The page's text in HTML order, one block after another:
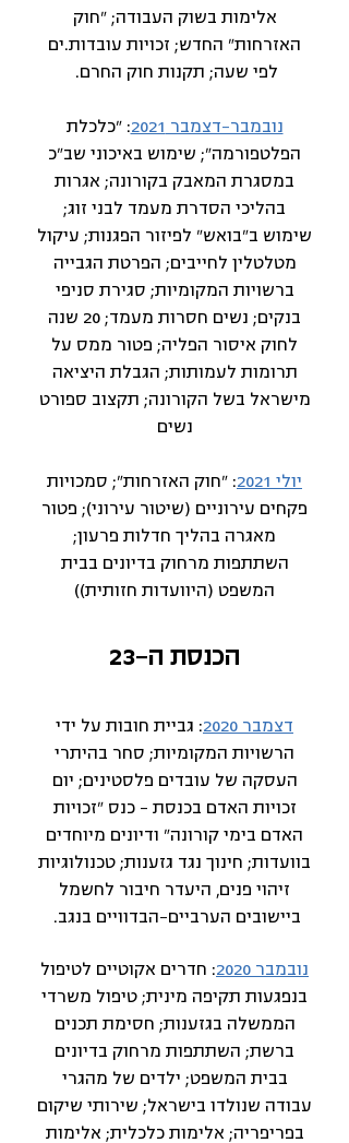
אלימות בשוק העבודה; "חוק
האזרחות" החדש; זכויות עובדות.ים
לפי שעה; תקנות חוק החרם.
נובמבר-דצמבר 2021
: "כלכלת
הפלטפורמה"; שימוש באיכוני שב"כ
במסגרת המאבק בקורונה; אגרות
בהליכי הסדרת מעמד לבני זוג;
שימוש ב"בואש" לפיזור הפגנות; עיקול
מטלטלין לחייבים; הפרטת הגבייה
ברשויות המקומיות; סגירת סניפי
בנקים; נשים חסרות מעמד; 20 שנה
לחוק איסור הפליה; פטור ממס על
תרומות לעמותות; הגבלת היציאה
מישראל בשל הקורונה; תקצוב ספורט
נשים
יולי 2021
: "חוק האזרחות"; סמכויות
פקחים עירוניים (שיטור עירוני); פטור
מאגרה בהליך חדלות פרעון;
השתתפות מרחוק בדיונים בבית
המשפט (היוועדות חזותית))
הכנסת ה-23
דצמבר 2020
: גביית חובות על ידי
הרשויות המקומיות; סחר בהיתרי
העסקה של עובדים פלסטינים; יום
זכויות האדם בכנסת - כנס "זכויות
האדם בימי קורונה" ודיונים מיוחדים
בוועדות; חינוך נגד גזענות; טכנולוגיות
זיהוי פנים, היעדר חיבור לחשמל
ביישובים הערביים-הבדוויים בנגב.
נובמבר 2020
: חדרים אקוטיים לטיפול
בנפגעות תקיפה מינית; טיפול משרדי
הממשלה בגזענות; חסימת תכנים
ברשת; השתתפות מרחוק בדיונים
בבית המשפט; ילדים של מהגרי
עבודה שנולדו בישראל; שירותי שיקום
בפריפריה; אלימות כלכלית; אלימות